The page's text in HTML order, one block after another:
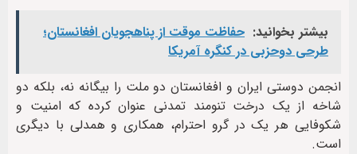
بیشتر بخوانید: حفاظت موقت از پناهجویان افغانستان؛
طرحی دوحزبی در کنگره آمریکا
انجمن دوستی ایران و افغانستان دو ملت را بیگانه نه، بلکه دو
شاخه از یک درخت تنومند تمدنی عنوان کرده که امنیت و
شکوفایی هر یک در گرو احترام، همکاری و همدلی با دیگری
است.